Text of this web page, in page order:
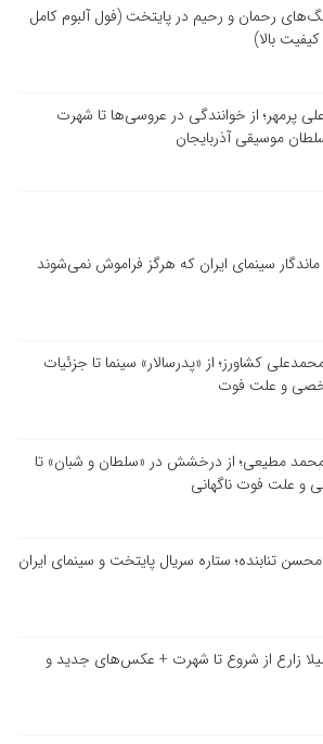
رحمان و رحیم در پایتخت (فول آلبوم کامل
پرمهر؛ از خوانندگی در عروسی‌ها تا شهرت
موسیقی آذربایجان
سینمای ایران که هرگز فراموش نمی‌شوند
کشاورز؛ از «پدرسالار» سینما تا جزئیات
و علت فوت
محمد مطیعی؛ از درخشش در «سلطان و شبان» تا
و علت فوت ناگهانی
محسن تنابنده؛ ستاره سریال پایتخت و سینمای ایران
لیلا زارع از شروع تا شهرت + عکس‌های جدید و